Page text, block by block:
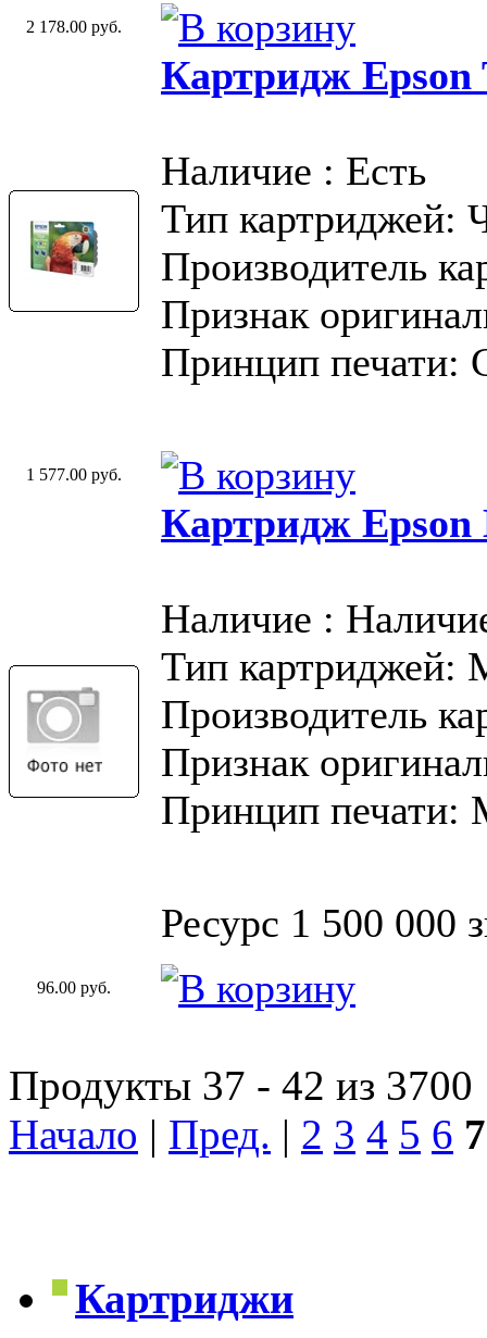
2 178.00 руб.
Картридж Epson
Наличие : Есть
Тип картриджей:
Производитель
Признак
Принцип печати:
1 577.00 руб.
Картридж Epson
Наличие :
Тип картриджей:
Производитель
Признак
Принцип печати:
Ресурс 1 500 000
96.00 руб.
Продукты 37 - 42 из 3700
Начало | Пред. | 2 3 4 5 6 7
Картриджи